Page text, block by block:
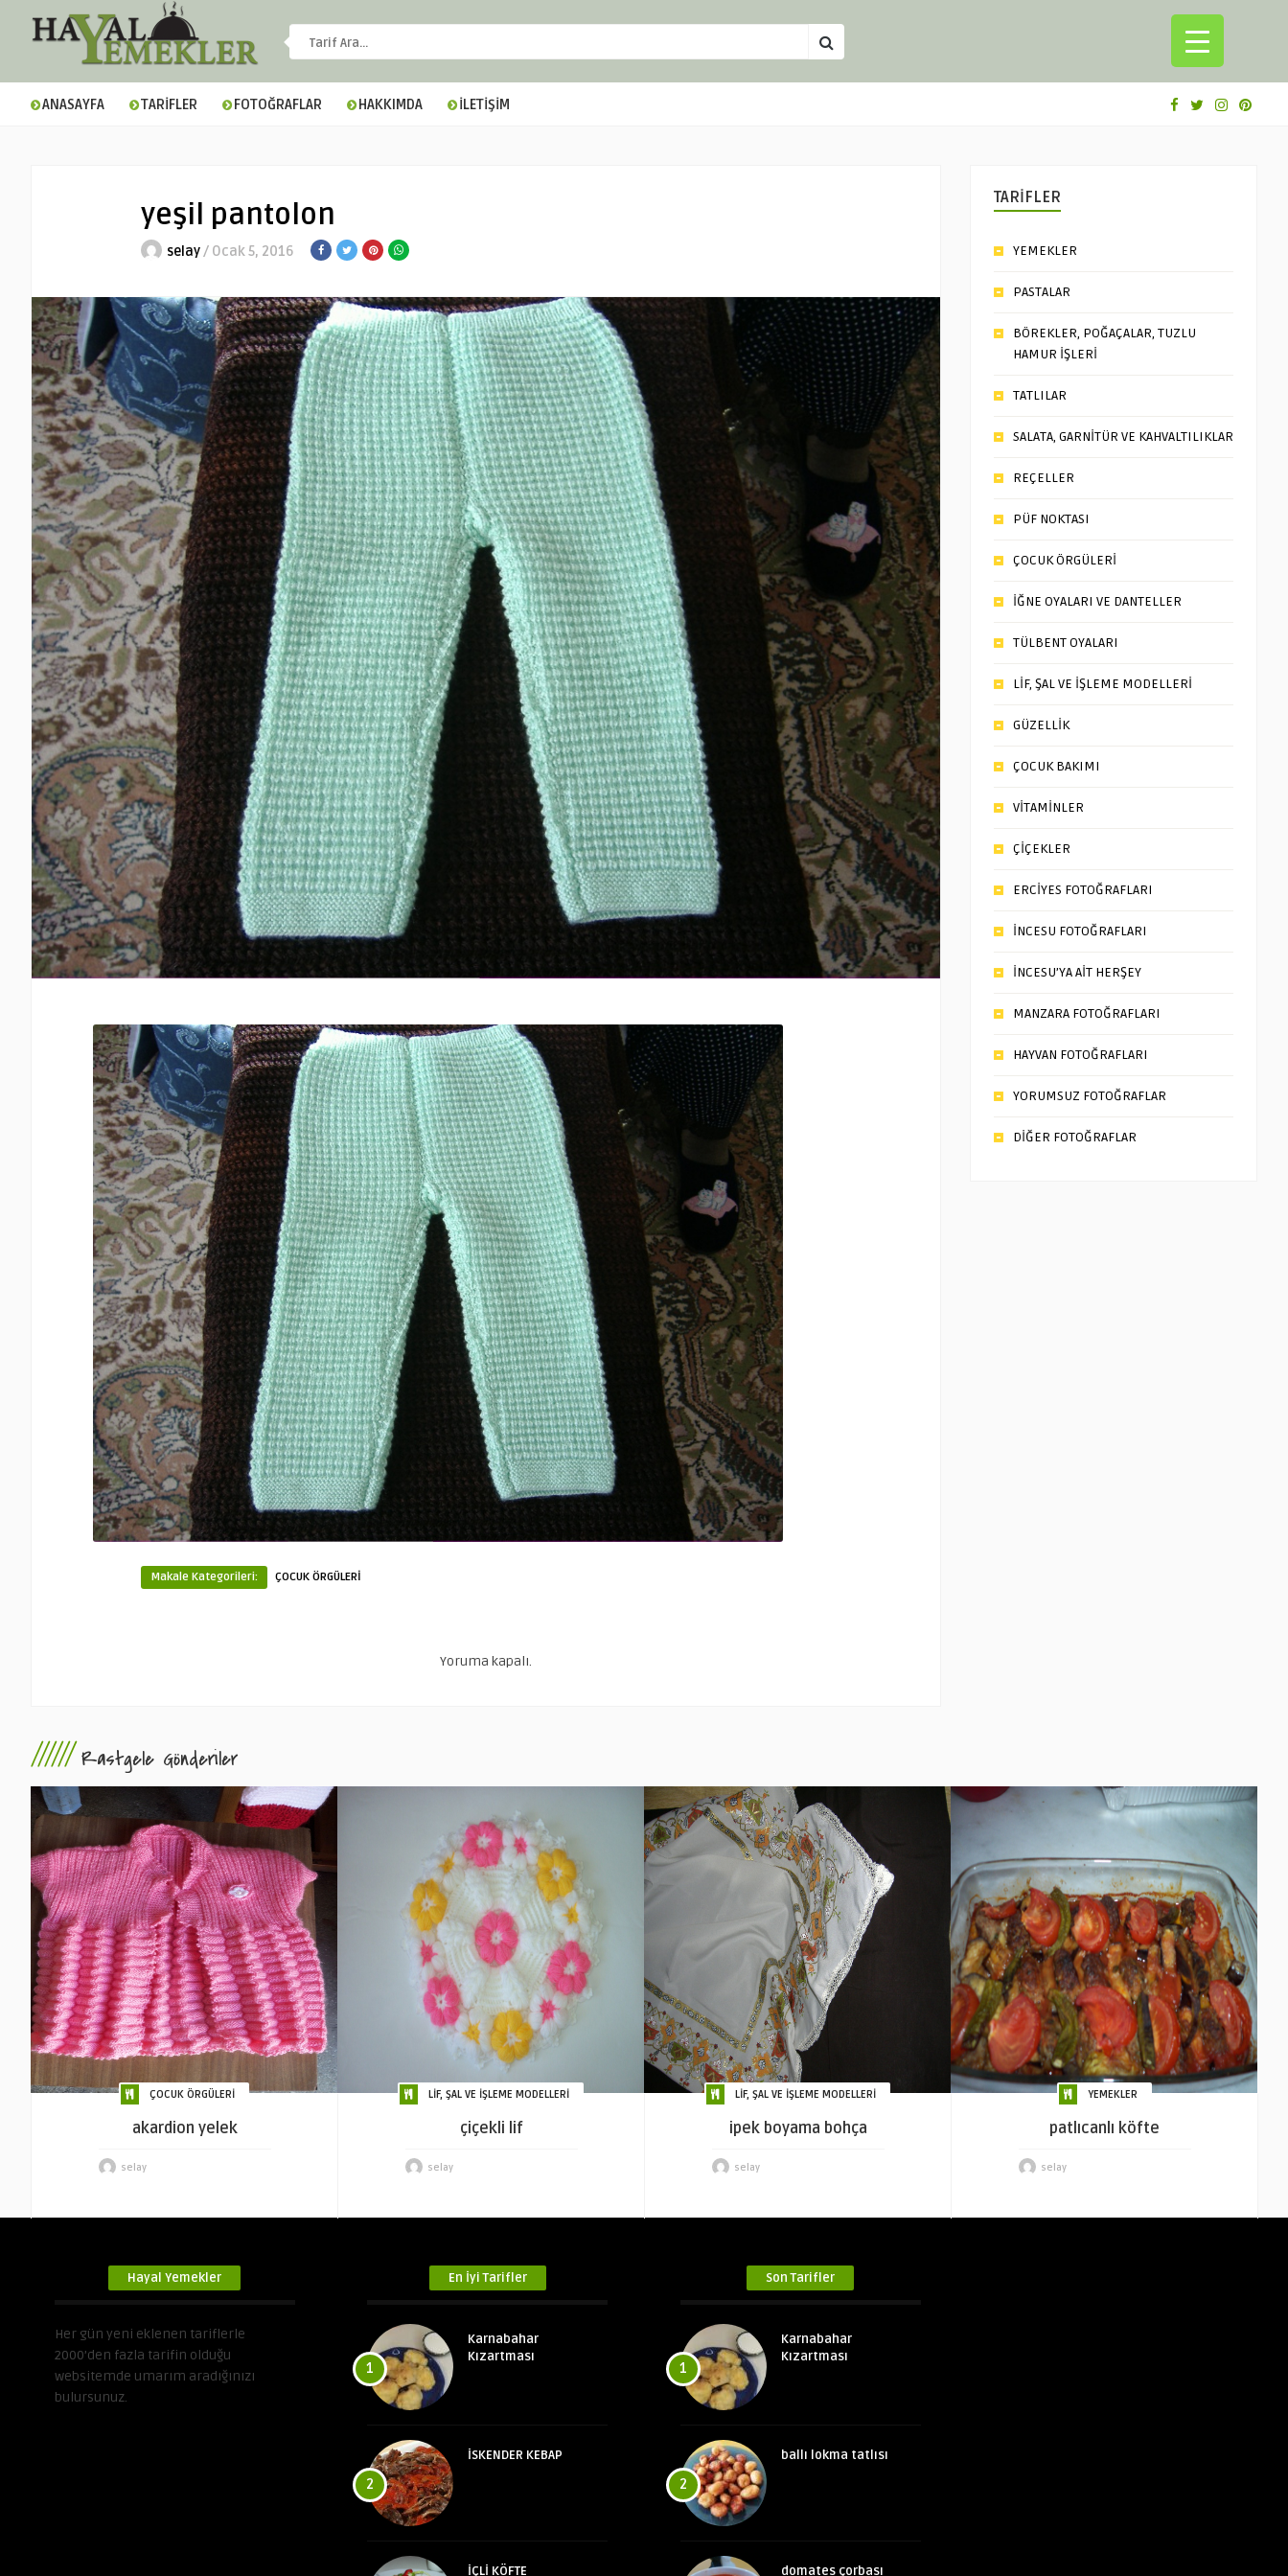
▼
ANASAYFA TARİFLER FOTOĞRAFLAR HAKKIMDA İLETİŞİM
yeşil pantolon
selay/ Ocak 5, 2016
Makale Kategorileri: ÇOCUK ÖRGÜLERİ
Yoruma kapalı.
TARİFLER
YEMEKLER
PASTALAR
BÖREKLER, POĞAÇALAR, TUZLU
HAMUR İŞLERİ
TATLILAR
SALATA, GARNİTÜR VE KAHVALTILIKLAR
REÇELLER
PÜF NOKTASI
ÇOCUK ÖRGÜLERİ
İĞNE OYALARI VE DANTELLER
TÜLBENT OYALARI
LİF, ŞAL VE İŞLEME MODELLERİ
GÜZELLİK
ÇOCUK BAKIMI
VİTAMİNLER
ÇİÇEKLER
ERCİYES FOTOĞRAFLARI
İNCESU FOTOĞRAFLARI
İNCESU’YA AİT HERŞEY
MANZARA FOTOĞRAFLARI
HAYVAN FOTOĞRAFLARI
YORUMSUZ FOTOĞRAFLAR
DİĞER FOTOĞRAFLAR
////// Rastgele Gönderiler
ÇOCUK ÖRGÜLERİ
akardion yelek
selay
LİF, ŞAL VE İŞLEME MODELLERİ
çiçekli lif
selay
LİF, ŞAL VE İŞLEME MODELLERİ
ipek boyama bohça
selay
YEMEKLER
patlıcanlı köfte
selay
Hayal Yemekler
Her gün yeni eklenen tariflerle
2000’den fazla tarifin olduğu
websitemde umarım aradığınızı
bulursunuz.
En İyi Tarifler
1
Karnabahar
Kızartması
2
İSKENDER KEBAP
İÇLİ KÖFTE
Son Tarifler
1
Karnabahar
Kızartması
2
ballı lokma tatlısı
domates çorbası